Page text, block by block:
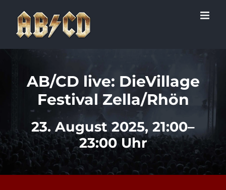
Inhalt
springen
AB/CD live: DieVillage
Festival Zella/Rhön
23. August 2025, 21:00–
23:00 Uhr